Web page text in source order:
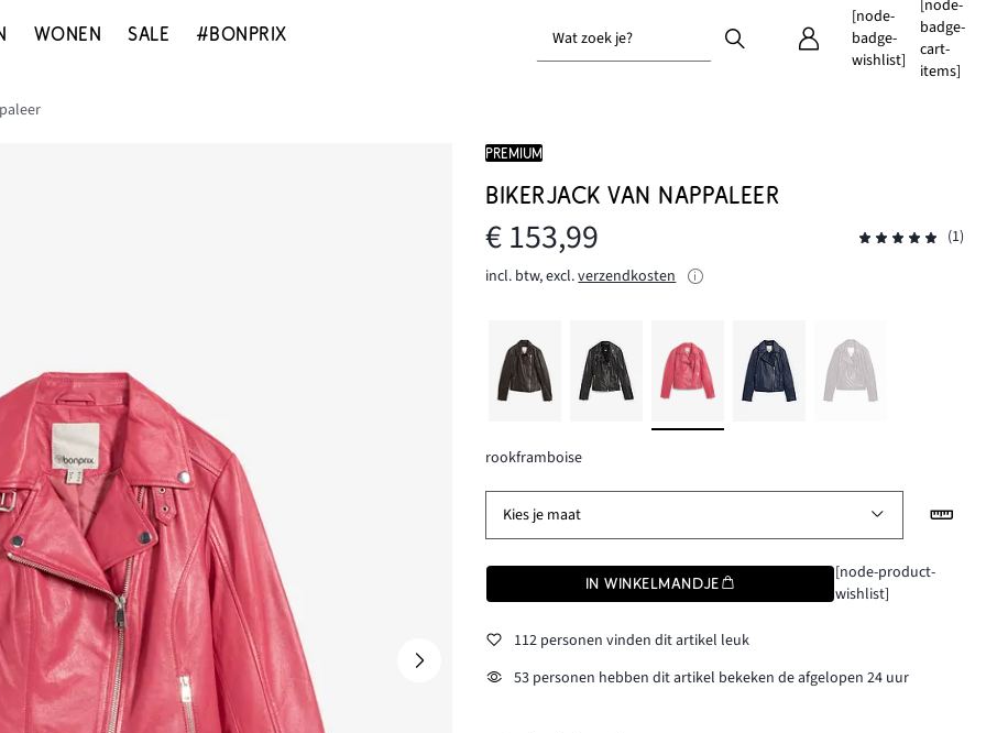
WONEN SALE #BONPRIX Wat zoek je?
[node-
badge-
wishlist]
[node-
badge-
cart-
items]
PREMIUM
BIKERJACK VAN NAPPALEER
€ 153,99
(1)
incl. btw, excl.verzendkosten
rookframboise
Kies je maat
IN WINKELMANDJE
[node-product-
wishlist]
112 personen vinden dit artikel leuk
53 personen hebben dit artikel bekeken de afgelopen 24 uur